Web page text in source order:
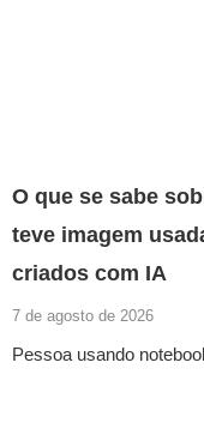
O que se sabe
teve imagem
criados com IA
7 de agosto de 2026
Pessoa usando